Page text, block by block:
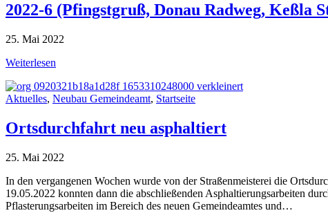
2022-6 (Pfingstgruß, Donau Radweg, Keßla
25. Mai 2022
Weiterlesen
Aktuelles, Neubau Gemeindeamt, Startseite
Ortsdurchfahrt neu asphaltiert
25. Mai 2022
In den vergangenen Wochen wurde von der Straßenmeisterei die
19.05.2022 konnten dann die abschließenden Asphaltierungsarbeiten
Pflasterungs­arbeiten im Bereich des neuen Gemeindeamtes und…